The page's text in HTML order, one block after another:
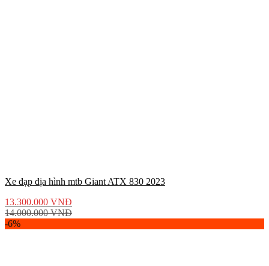
Xe đạp địa hình mtb Giant ATX 830 2023
13.300.000 VNĐ
14.000.000VNĐ
-6%